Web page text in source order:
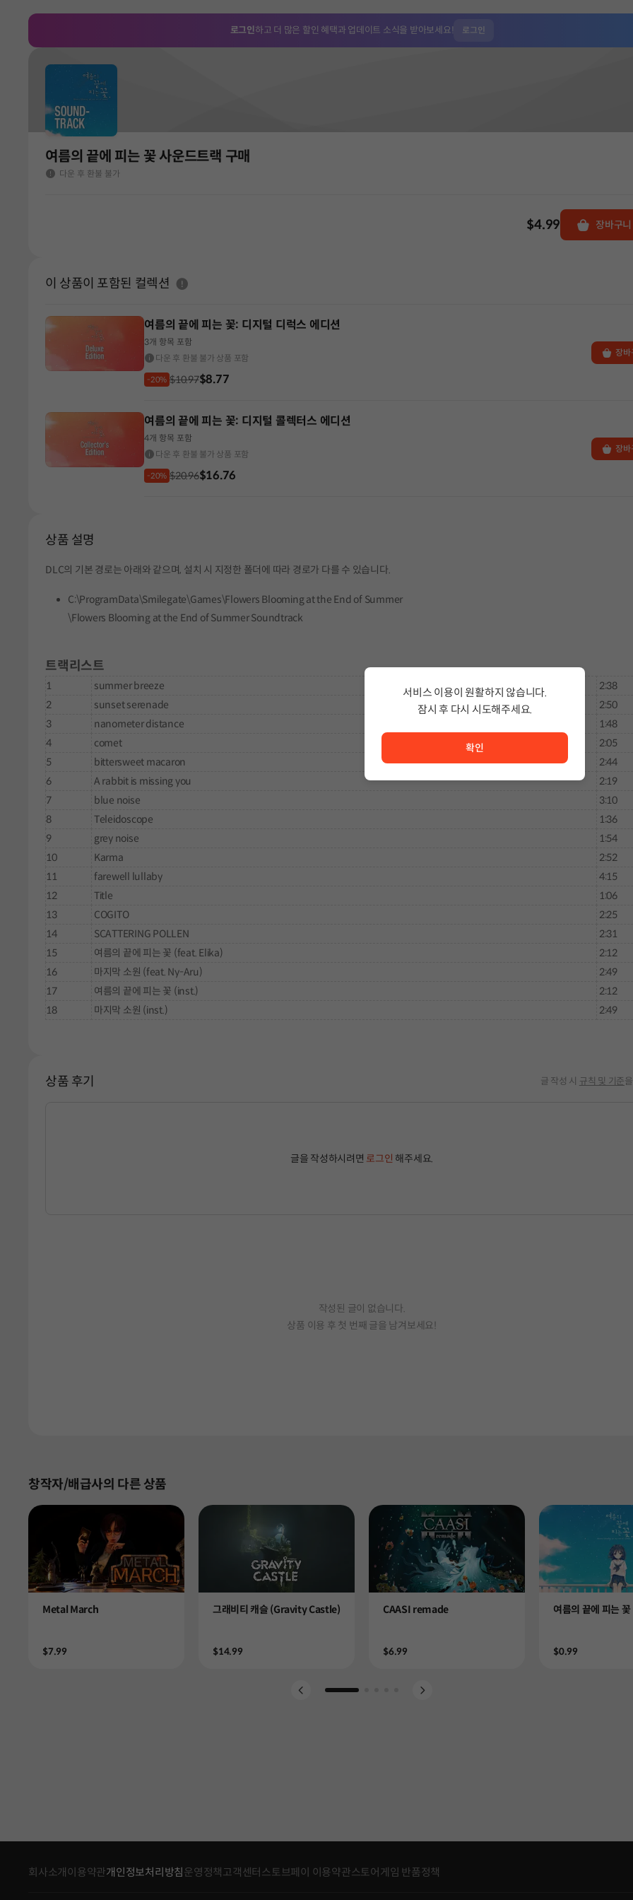
로그인하고 더 많은 할인 혜택과 업데이트 소식을 받아보세요! 로그인
여름의 끝에 피는 꽃 사운드트랙 구매
다운 후 환불 불가
$4.99 장바구니
이 상품이 포함된 컬렉션 도움말
여름의 끝에 피는 꽃: 디지털 디럭스 에디션
3개 항목 포함
다운 후 환불 불가 상품 포함
-20% $10.97$8.77
장바
여름의 끝에 피는 꽃: 디지털 콜렉터스 에디션
4개 항목 포함
다운 후 환불 불가 상품 포함
-20% $20.96$16.76
장바
상품 설명
DLC의 기본 경로는 아래와 같으며, 설치 시 지정한 폴더에 따라 경로가 다를 수 있습니다.
C:\ProgramData\Smilegate\Games\Flowers Blooming at the End of Summer
\Flowers Blooming at the End of Summer Soundtrack
트랙리스트
1 summer breeze
2:38
2
sunset serenade
2:50
3
nanometer distance
1:48
4
comet
2:05
5
bittersweet macaron
2:44
6
A rabbit is missing you
2:19
7
blue noise
3:10
8
Teleidoscope
1:36
9
grey noise
1:54
10
Karma
2:52
11
farewell lullaby
4:15
12
Title
1:06
13
COGITO
2:25
14
SCATTERING POLLEN
2:31
15
여름의 끝에 피는 꽃 (feat. Elika)
2:12
16
마지막 소원 (feat. Ny-Aru)
2:49
17
여름의 끝에 피는 꽃 (inst.)
2:12
18
마지막 소원 (inst.) 2:49
상품 후기 글 작성 시 규칙 및 기준
글을 작성하시려면 로그인 해주세요.
작성된 글이 없습니다.
상품 이용 후 첫 번째 글을 남겨보세요!
창작자/배급사의 다른 상품
Product
Metal March
Price
$7.99
Product
그래비티 캐슬 (Gravity Castle)
Price
$14.99
Product
CAASI remade
Price
$6.99
Product
여름의 끝에 피는 꽃
Price
$0.99
Go to slide 1Go to slide 2
Go to slide 3
Go to slide 4
Go to slide 5
회사소개 이용약관개인정보처리방침 운영정책고객센터 스토브페이 이용약관스토어게임 반품정책
서비스 이용이 원활하지 않습니다.
잠시 후 다시 시도해주세요.
서비스 이용이 원활하지 않습니다. <br/> 잠시 후 다시 시도
확인